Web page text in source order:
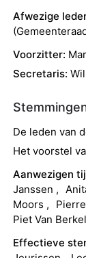
Afwezige
(
Voorzitter:
Secretaris:
De leden van
Het voorstel
Aanwezigen
Janssen
Moors
Pierre
Piet Van Berkel
Effectieve